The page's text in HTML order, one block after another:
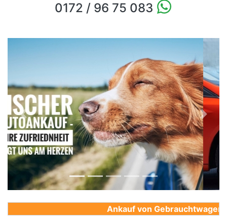
0172 / 96 75 083
Previous Next
Ankauf von Gebrauchtwagen,